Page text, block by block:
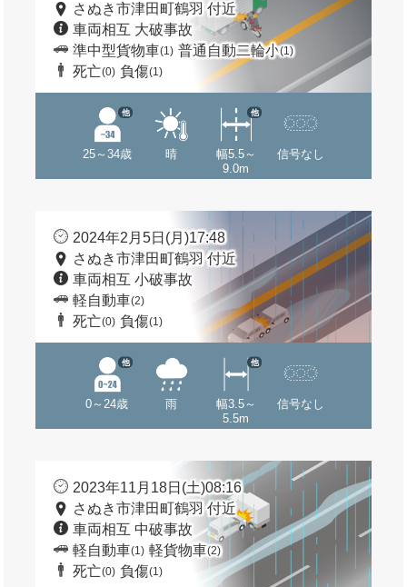
さぬき市津田町鶴羽 付近
車両相互 大破事故
準中型貨物車(1) 普通自動二輪小(1)
死亡(0) 負傷(1)
25～34歳
他
晴
幅5.5～
9.0m
他
信号なし
2024年2月5日(月)17:48
さぬき市津田町鶴羽 付近
車両相互 小破事故
軽自動車(2)
死亡(0) 負傷(1)
0～24歳
他
雨
幅3.5～
5.5m
他
信号なし
2023年11月18日(土)08:16
さぬき市津田町鶴羽 付近
車両相互 中破事故
軽自動車(1) 軽貨物車(2)
死亡(0) 負傷(1)